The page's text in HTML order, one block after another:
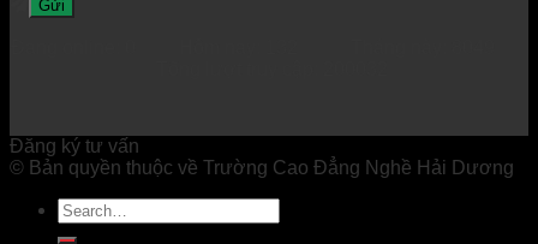
Đăng ký tư vấn
© Bản quyền thuộc về Trường Cao Đẳng Nghề Hải Dương